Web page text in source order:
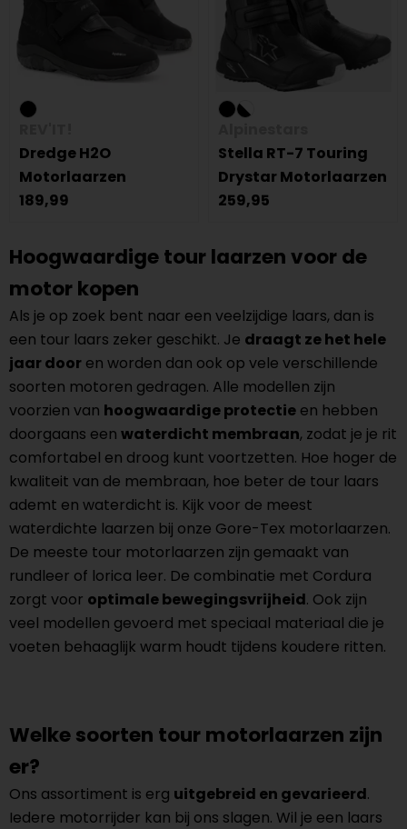
Dredge H2O
Motorlaarzen
189,99
Stella RT-7 Touring
Drystar Motorlaarzen
259,95
Hoogwaardige tour laarzen voor de
motor kopen
Als je op zoek bent naar een veelzijdige laars, dan is
een tour laars zeker geschikt. Je draagt ze het hele
jaar door en worden dan ook op vele verschillende
soorten motoren gedragen. Alle modellen zijn
voorzien van hoogwaardige protectie en hebben
doorgaans een waterdicht membraan, zodat je je rit
comfortabel en droog kunt voortzetten. Hoe hoger de
kwaliteit van de membraan, hoe beter de tour laars
ademt en waterdicht is. Kijk voor de meest
waterdichte laarzen bij onze Gore-Tex motorlaarzen.
De meeste tour motorlaarzen zijn gemaakt van
rundleer of lorica leer. De combinatie met Cordura
zorgt voor optimale bewegingsvrijheid. Ook zijn
veel modellen gevoerd met speciaal materiaal die je
voeten behaaglijk warm houdt tijdens koudere ritten.
Welke soorten tour motorlaarzen zijn
er?
Ons assortiment is erg uitgebreid en gevarieerd.
Iedere motorrijder kan bij ons slagen. Wil je een laars